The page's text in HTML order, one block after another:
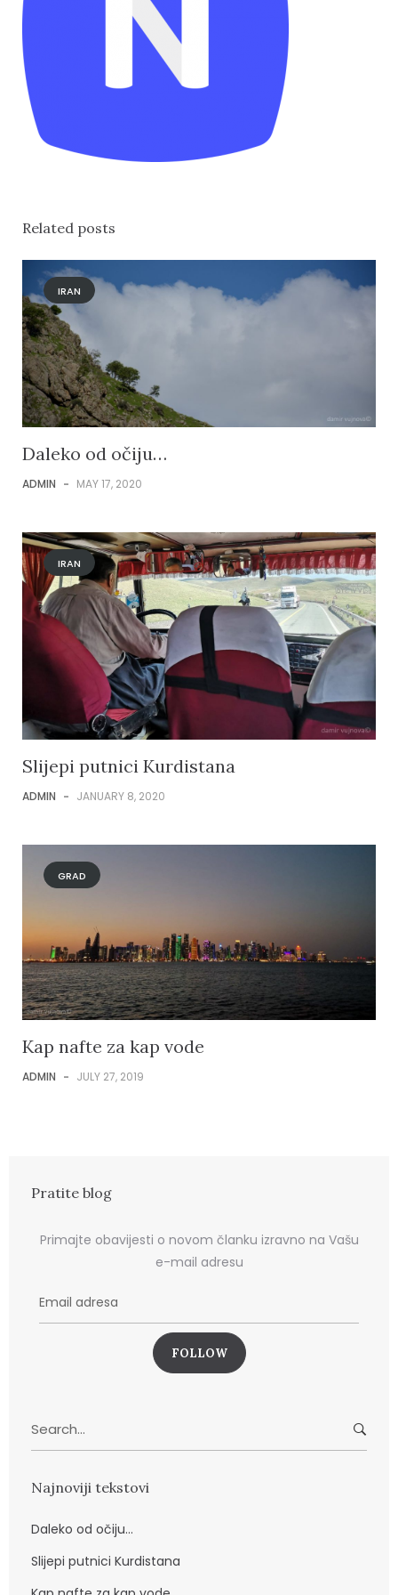
Related posts
IRAN
Daleko od očiju…
ADMIN - MAY 17, 2020
IRAN
Slijepi putnici Kurdistana
ADMIN - JANUARY 8, 2020
GRAD
Kap nafte za kap vode
ADMIN - JULY 27, 2019
Pratite blog
Primajte obavijesti o novom članku izravno na Vašu
e-mail adresu
d
r
s
for:
Najnoviji tekstovi
Daleko od očiju…
Slijepi putnici Kurdistana